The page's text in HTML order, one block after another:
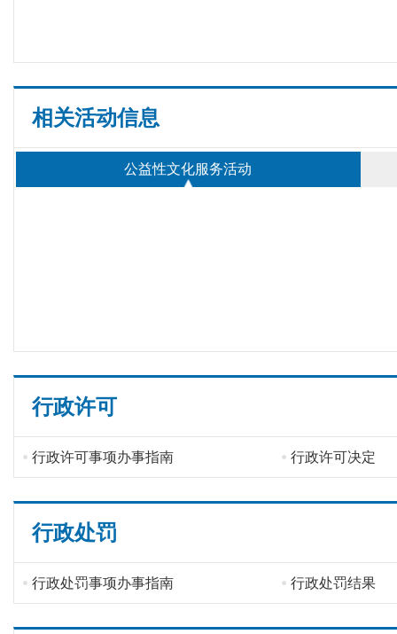
相关活动信息
公益性文化服务活动
行政许可
行政许可事项办事指南 行政许可决定
行政处罚
行政处罚事项办事指南 行政处罚结果